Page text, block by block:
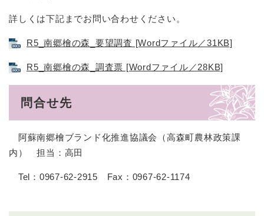
詳しくは下記までお問い合わせください。
R5_南郷檜の森_要望調査 [Wordファイル／31KB]
R5_南郷檜の森_調査票 [Wordファイル／28KB]
問合せ先
阿蘇南郷檜ブランド化推進協議会（高森町農林政策課
内） 担当：高田
Tel：0967-62-2915 Fax：0967-62-1174